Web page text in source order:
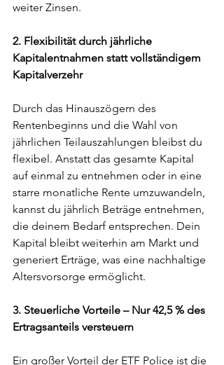
weiter Zinsen.
2. Flexibilität durch jährliche
Kapitalentnahmen statt vollständigem
Kapitalverzehr
Durch das Hinauszögern des
Rentenbeginns und die Wahl von
jährlichen Teilauszahlungen bleibst du
flexibel. Anstatt das gesamte Kapital
auf einmal zu entnehmen oder in eine
starre monatliche Rente umzuwandeln,
kannst du jährlich Beträge entnehmen,
die deinem Bedarf entsprechen. Dein
Kapital bleibt weiterhin am Markt und
generiert Erträge, was eine nachhaltige
Altersvorsorge ermöglicht.
3. Steuerliche Vorteile – Nur 42,5 % des
Ertragsanteils versteuern
Ein großer Vorteil der ETF Police ist die